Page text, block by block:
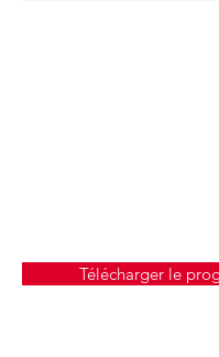
Télécharger le